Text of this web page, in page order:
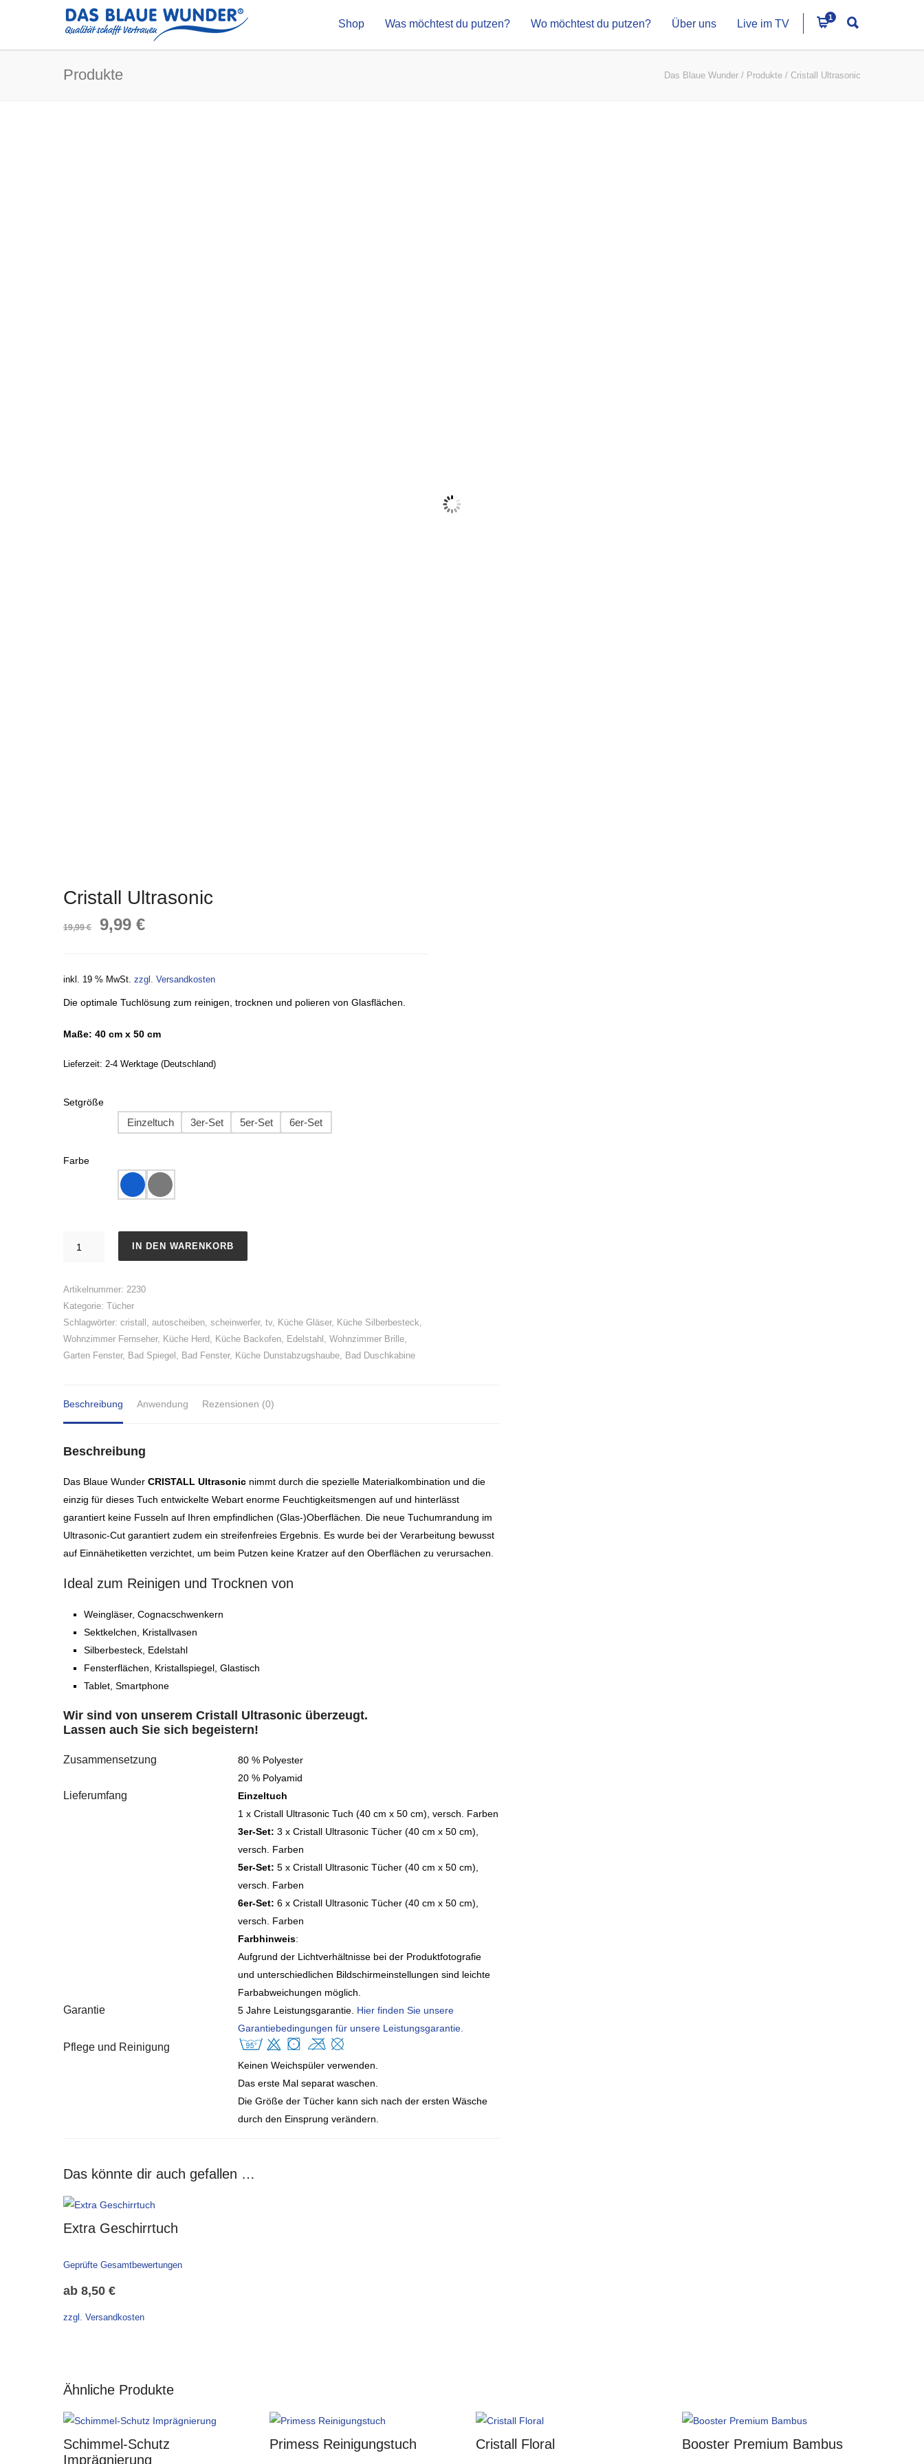
1
Shop Was möchtest du putzen? Wo möchtest du putzen? Über uns Live im TV
Produkte Das Blaue Wunder / Produkte / Cristall Ultrasonic
Cristall Ultrasonic
19,99€
Ursprünglicher
war:
9,99 €Aktueller
ist:
inkl. 19 % MwSt. zzgl. Versandkosten
Die optimale Tuchlösung zum reinigen, trocknen und polieren von Glasflächen.
Maße: 40 cm x 50 cm
Lieferzeit: 2-4 Werktage (Deutschland)
Setgröße
Einzeltuch 3er-Set 5er-Set 6er-Set
Farbe
IN DEN WARENKORB
Artikelnummer: 2230
Kategorie: Tücher
Schlagwörter: cristall , autoscheiben, scheinwerfer, tv, Küche Gläser, Küche Silberbesteck,
Wohnzimmer Fernseher, Küche Herd, Küche Backofen, Edelstahl , Wohnzimmer Brille,
Garten Fenster, Bad Spiegel , Bad Fenster, Küche Dunstabzugshaube, Bad Duschkabine
Beschreibung Anwendung Rezensionen (0)
Beschreibung
Das Blaue Wunder CRISTALL Ultrasonic nimmt durch die spezielle Materialkombination und die
einzig für dieses Tuch entwickelte Webart enorme Feuchtigkeitsmengen auf und hinterlässt
garantiert keine Fusseln auf Ihren empfindlichen (Glas-)Oberflächen. Die neue Tuchumrandung im
Ultrasonic-Cut garantiert zudem ein streifenfreies Ergebnis. Es wurde bei der Verarbeitung bewusst
auf Einnähetiketten verzichtet, um beim Putzen keine Kratzer auf den Oberflächen zu verursachen.
Ideal zum Reinigen und Trocknen von
Weingläser, Cognacschwenkern
Sektkelchen, Kristallvasen
Silberbesteck, Edelstahl
Fensterflächen, Kristallspiegel, Glastisch
Tablet, Smartphone
Wir sind von unserem Cristall Ultrasonic überzeugt.
Lassen auch Sie sich begeistern!
Zusammensetzung
80 % Polyester
20 % Polyamid
Lieferumfang
Einzeltuch
1 x Cristall Ultrasonic Tuch (40 cm x 50 cm), versch. Farben
3er-Set: 3 x Cristall Ultrasonic Tücher (40 cm x 50 cm),
versch. Farben
5er-Set: 5 x Cristall Ultrasonic Tücher (40 cm x 50 cm),
versch. Farben
6er-Set: 6 x Cristall Ultrasonic Tücher (40 cm x 50 cm),
versch. Farben
Farbhinweis:
Aufgrund der Lichtverhältnisse bei der Produktfotografie
und unterschiedlichen Bildschirmeinstellungen sind leichte
Farbabweichungen möglich.
Garantie 5 Jahre Leistungsgarantie. Hier finden Sie unsere
Garantiebedingungen für unsere Leistungsgarantie.
Pflege und Reinigung
Keinen Weichspüler verwenden.
Das erste Mal separat waschen.
Die Größe der Tücher kann sich nach der ersten Wäsche
durch den Einsprung verändern.
Das könnte dir auch gefallen …
Extra Geschirrtuch
Geprüfte Gesamtbewertungen
ab 8,50 €
zzgl. Versandkosten
Ähnliche Produkte
Schimmel-Schutz
Imprägnierung
Primess Reinigungstuch Cristall Floral Booster Premium Bambus